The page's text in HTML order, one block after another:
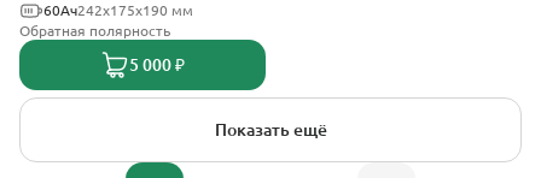
клеммы242х175х190 мм
60Ач
Обратная полярность
5 000 ₽
Показать ещё